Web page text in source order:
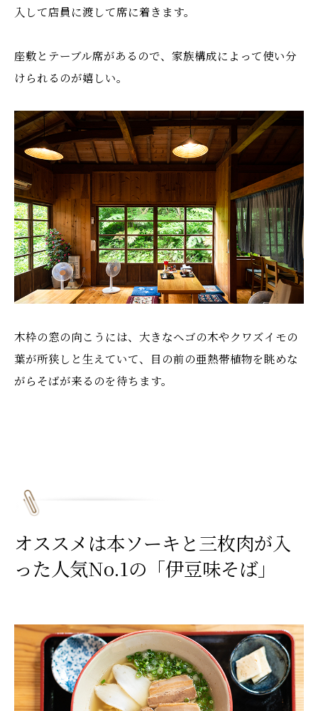
入して店員に渡して席に着きます。
座敷とテーブル席があるので、家族構成によって使い分
けられるのが嬉しい。
木枠の窓の向こうには、大きなヘゴの木やクワズイモの
葉が所狭しと生えていて、目の前の亜熱帯植物を眺めな
がらそばが来るのを待ちます。
オススメは本ソーキと三枚肉が入
った人気No.1の「伊豆味そば」